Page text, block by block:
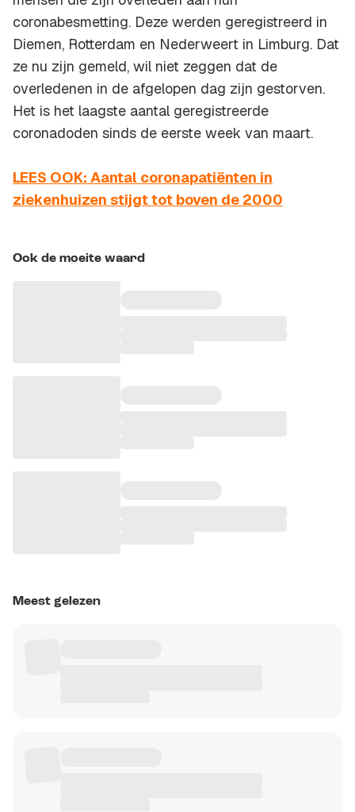
coronabesmetting. Deze werden geregistreerd in
Diemen, Rotterdam en Nederweert in Limburg. Dat
ze nu zijn gemeld, wil niet zeggen dat de
overledenen in de afgelopen dag zijn gestorven.
Het is het laagste aantal geregistreerde
coronadoden sinds de eerste week van maart.
LEES OOK: Aantal coronapatiënten in
ziekenhuizen stijgt tot boven de 2000
Ook de moeite waard
Meest gelezen